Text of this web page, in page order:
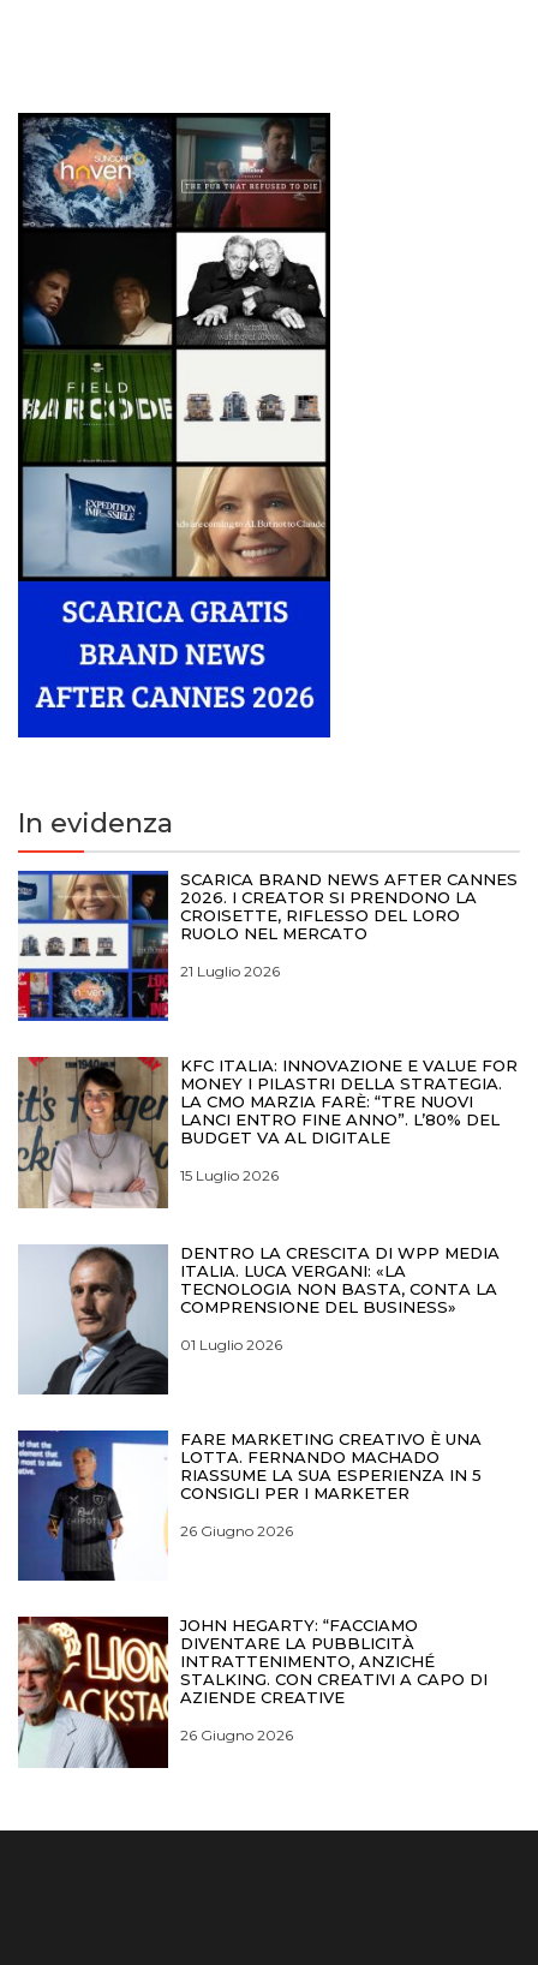
In evidenza
SCARICA BRAND NEWS AFTER CANNES
2026. I CREATOR SI PRENDONO LA
CROISETTE, RIFLESSO DEL LORO
RUOLO NEL MERCATO
21 Luglio 2026
KFC ITALIA: INNOVAZIONE E VALUE FOR
MONEY I PILASTRI DELLA STRATEGIA.
LA CMO MARZIA FARÈ: “TRE NUOVI
LANCI ENTRO FINE ANNO”. L’80% DEL
BUDGET VA AL DIGITALE
15 Luglio 2026
DENTRO LA CRESCITA DI WPP MEDIA
ITALIA. LUCA VERGANI: «LA
TECNOLOGIA NON BASTA, CONTA LA
COMPRENSIONE DEL BUSINESS»
01 Luglio 2026
FARE MARKETING CREATIVO È UNA
LOTTA. FERNANDO MACHADO
RIASSUME LA SUA ESPERIENZA IN 5
CONSIGLI PER I MARKETER
26 Giugno 2026
JOHN HEGARTY: “FACCIAMO
DIVENTARE LA PUBBLICITÀ
INTRATTENIMENTO, ANZICHÉ
STALKING. CON CREATIVI A CAPO DI
AZIENDE CREATIVE
26 Giugno 2026